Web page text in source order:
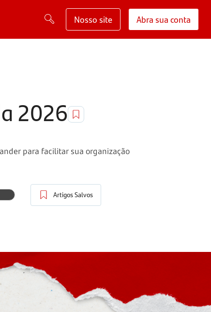
Nosso site Abra sua conta
2026
para facilitar sua organização
Artigos Salvos